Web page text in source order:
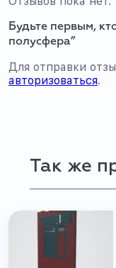
Будьте первым,
полусфера”
Для отправки
авторизоваться.
Так же